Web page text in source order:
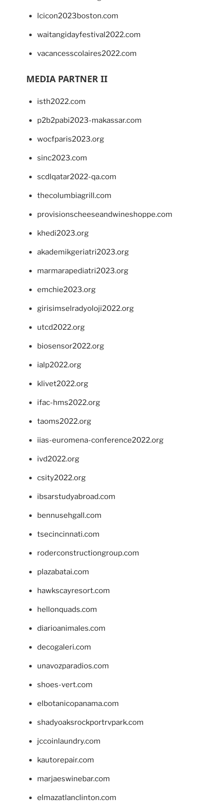
lcicon2023boston.com
waitangidayfestival2022.com
vacancesscolaires2022.com
MEDIA PARTNER II
isth2022.com
p2b2pabi2023-makassar.com
wocfparis2023.org
sinc2023.com
scdlqatar2022-qa.com
thecolumbiagrill.com
provisionscheeseandwineshoppe.com
khedi2023.org
akademikgeriatri2023.org
marmarapediatri2023.org
emchie2023.org
girisimselradyoloji2022.org
utcd2022.org
biosensor2022.org
ialp2022.org
klivet2022.org
ifac-hms2022.org
taoms2022.org
iias-euromena-conference2022.org
ivd2022.org
csity2022.org
ibsarstudyabroad.com
bennusehgall.com
tsecincinnati.com
roderconstructiongroup.com
plazabatai.com
hawkscayresort.com
hellonquads.com
diarioanimales.com
decogaleri.com
unavozparadios.com
shoes-vert.com
elbotanicopanama.com
shadyoaksrockportrvpark.com
jccoinlaundry.com
kautorepair.com
marjaeswinebar.com
elmazatlanclinton.com